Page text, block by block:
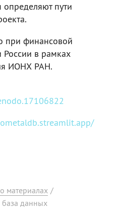
пути
при финансовой
в рамках
ИОНХ РАН.
материалах /
данных